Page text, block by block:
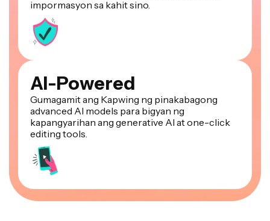
AI-Powered
Gumagamit ang Kapwing ng pinakabagong
advanced AI models para bigyan ng
kapangyarihan ang generative AI at one-click
editing tools.